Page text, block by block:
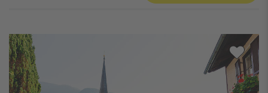
A mi